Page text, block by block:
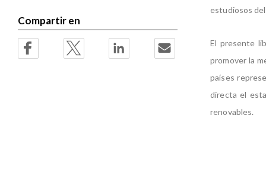
estudiosos
El presente
promover la
países
directa el
renovables.
Compartir en